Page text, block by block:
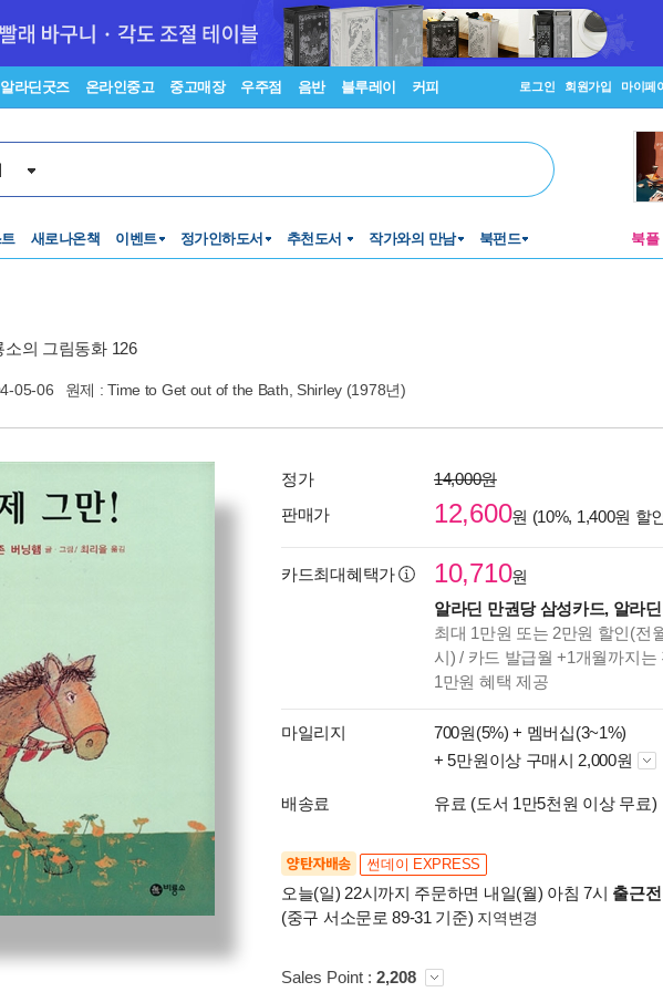
알라딘굿즈 온라인중고 중고매장 우주점 음반 블루레이 커피 로그인 회원가입 마이페
새로나온책 이벤트 정가인하도서 추천도서 작가와의 만남 북펀드 북플
소의 그림동화 126
05-06 원제 : Time to Get out of the Bath, Shirley (1978년)
정가
14,000원
판매가
12,600원 (10%, 1,400원 할
카드최대혜택가 10,710원
알라딘 만권당 삼성카드, 알라
최대 1만원 또는 2만원 할인(전
시) / 카드 발급월 +1개월까지는
1만원 혜택 제공
마일리지 700원(5%) + 멤버십(3~1%)
+ 5만원이상 구매시 2,000원
배송료 유료 (도서 1만5천원 이상 무료)
양탄자배송 썬데이 EXPRESS
오늘(일) 22시까지 주문하면 내일(월) 아침 7시 출근
(중구 서소문로 89-31 기준) 지역변경
Sales Point : 2,208